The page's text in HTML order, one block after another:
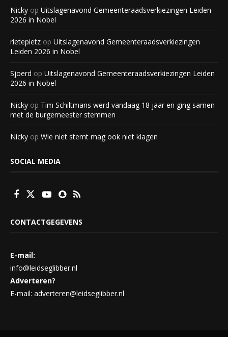
Nicky op Uitslagenavond Gemeenteraadsverkiezingen Leiden
2026 in Nobel
rietepietz op Uitslagenavond Gemeenteraadsverkiezingen
Leiden 2026 in Nobel
Sjoerd op Uitslagenavond Gemeenteraadsverkiezingen Leiden
2026 in Nobel
Nicky op Tim Schiltmans werd vandaag 18 jaar en ging samen
met de burgemeester stemmen
Nicky op Wie niet stemt mag ook niet klagen
SOCIAL MEDIA
CONTACTGEGEVENS
E-mail:
info@leidseglibber.nl
Adverteren?
E-mail: adverteren@leidseglibber.nl